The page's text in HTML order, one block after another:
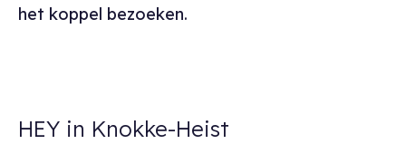
het koppel bezoeken.
HEY in Knokke-Heist